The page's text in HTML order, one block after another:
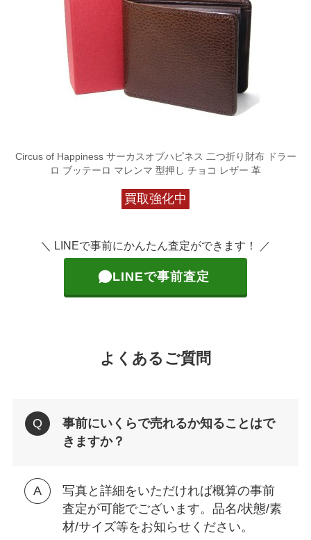
Circus of Happiness サーカスオブハピネス 二つ折り財布 ドラー
ロ ブッテーロ マレンマ 型押し チョコ レザー 革
買取強化中
＼ LINEで事前にかんたん査定ができます！ ／
LINEで事前査定
よくあるご質問
事前にいくらで売れるか知ることはで
きますか？
写真と詳細をいただければ概算の事前
査定が可能でございます。品名/状態/素
材/サイズ等をお知らせください。